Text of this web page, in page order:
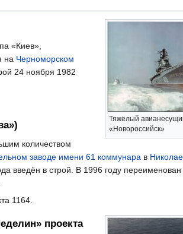
Тяжёлый
«Новороссийск»
«Киев»,
на Черноморском
24 ноября 1982
количеством
заводе имени 61 коммунарав
введён в строй. В 1996 году переименован
1164.
проекта